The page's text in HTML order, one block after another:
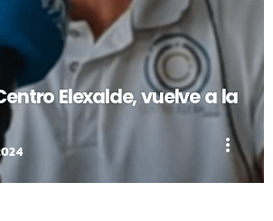
Elexalde, vuelve a la
more_vert